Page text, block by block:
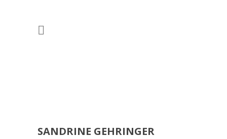
SANDRINE GEHRINGER